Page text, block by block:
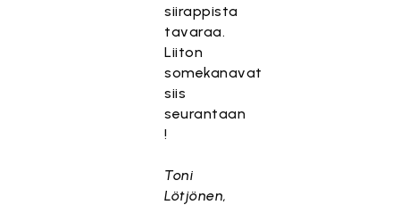
siirappista
tavaraa.
Liiton
somekanavat
siis
seurantaan
!
Toni
Lötjönen,